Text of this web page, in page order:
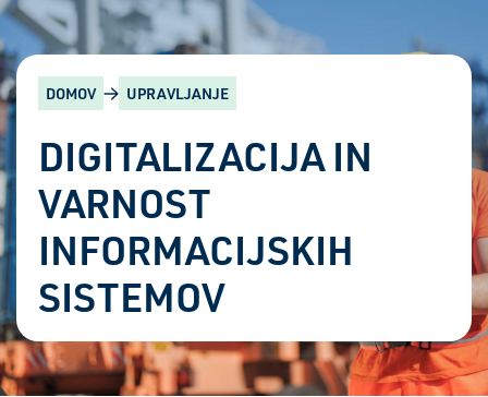
DOMOV UPRAVLJANJE
DIGITALIZACIJA IN
VARNOST
INFORMACIJSKIH
SISTEMOV